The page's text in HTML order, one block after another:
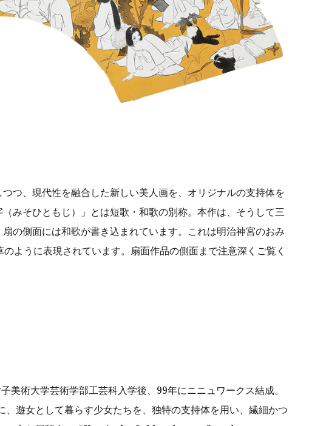
つ、現代性を融合した新しい美人画を、オリジナルの支持体を
みそひともじ）」とは短歌・和歌の別称。本作は、そうして三
の側面には和歌が書き込まれています。これは明治神宮のおみ
ように表現されています。扇面作品の側面まで注意深くご覧く
美術大学芸術学部工芸科入学後、99年にニニュワークス結成。
、遊女として暮らす少女たちを、独特の支持体を用い、繊細かつ